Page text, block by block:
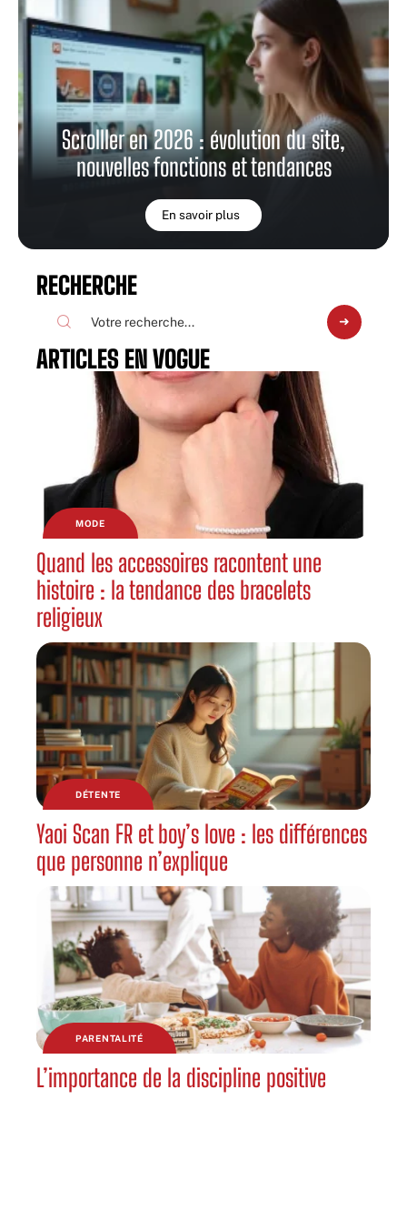
Scrolller en 2026 : évolution du site,
nouvelles fonctions et tendances
En savoir plus
RECHERCHE
ARTICLES EN VOGUE
MODE
Quand les accessoires racontent une
histoire : la tendance des bracelets
religieux
DÉTENTE
Yaoi Scan FR et boy’s love : les différences
que personne n’explique
PARENTALITÉ
L’importance de la discipline positive